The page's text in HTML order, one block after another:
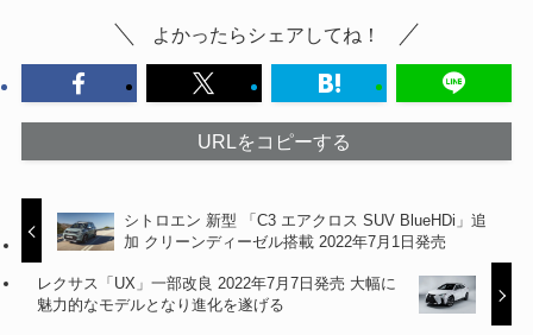
よかったらシェアしてね！
URLをコピーする
シトロエン 新型 「C3 エアクロス SUV BlueHDi」追
加 クリーンディーゼル搭載 2022年7月1日発売
レクサス「UX」一部改良 2022年7月7日発売 大幅に
魅力的なモデルとなり進化を遂げる